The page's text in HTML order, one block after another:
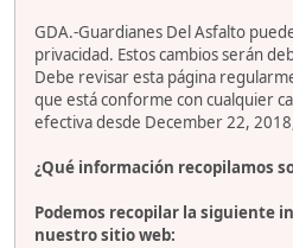
GDA.-Guardianes Del Asfalto
privacidad. Estos cambios serán
Debe revisar esta página
que está conforme con cualquier
efectiva desde December 22,
¿Qué información recopilamos
Podemos recopilar la siguiente
nuestro sitio web: